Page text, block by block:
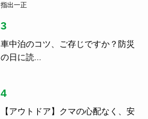
指出一正
3
車中泊のコツ、ご存じですか？防災
の日に読...
4
【アウトドア】クマの心配なく、安